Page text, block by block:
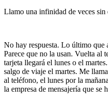
Llamo una infinidad de veces
No hay respuesta. Lo último que
Parece que no la usan. Vuelta
tarjeta llegará el lunes o el
salgo de viaje el martes. Me
al teléfono, el lunes por la
la empresa de mensajería que se